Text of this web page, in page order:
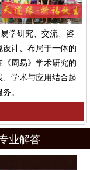
学研究、交流、咨
计、布局于一体的
《周易》学术研究的
学术与应用结合起
。
业解答